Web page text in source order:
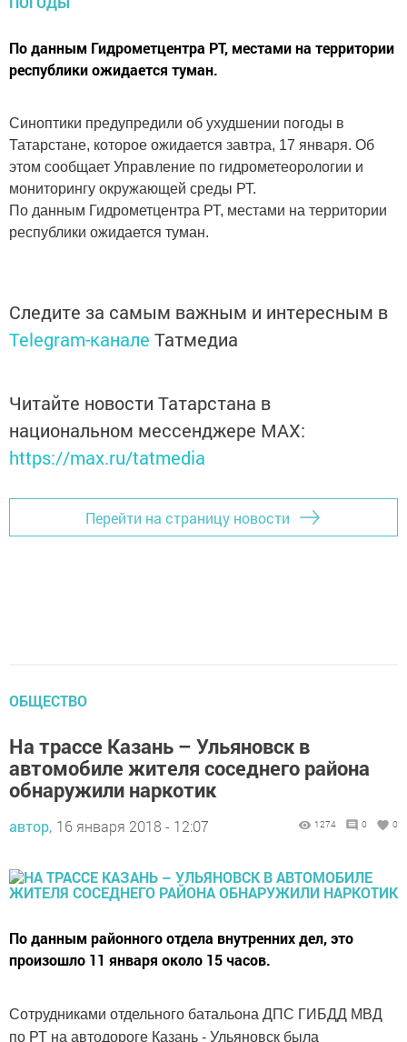
По данным Гидрометцентра РТ, местами на территории
республики ожидается туман.
Синоптики предупредили об ухудшении погоды в
Татарстане, которое ожидается завтра, 17 января. Об
этом сообщает Управление по гидрометеорологии и
мониторингу окружающей среды РТ.
По данным Гидрометцентра РТ, местами на территории
республики ожидается туман.
Следите за самым важным и интересным в
Telegram-канале Татмедиа
Читайте новости Татарстана в
национальном мессенджере MАХ:
https://max.ru/tatmedia
Перейти на страницу новости
ОБЩЕСТВО
На трассе Казань – Ульяновск в
автомобиле жителя соседнего района
обнаружили наркотик
автор, 16 января 2018 - 12:07 1274 0 0
По данным районного отдела внутренних дел, это
произошло 11 января около 15 часов.
Сотрудниками отдельного батальона ДПС ГИБДД МВД
по РТ на автодороге Казань - Ульяновск была